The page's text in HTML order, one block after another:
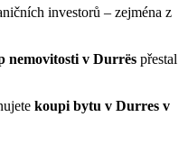
investorů – zejména z
nemovitosti v Durrës přestal
koupi bytu v Durres v